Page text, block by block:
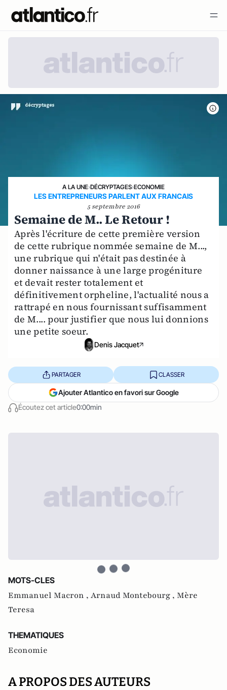
A LA UNE›DÉCRYPTAGES›ECONOMIE
LES ENTREPRENEURS PARLENT AUX FRANCAIS
5 septembre 2016
Semaine de M.. Le Retour !
Après l'écriture de cette première version
de cette rubrique nommée semaine de M...,
une rubrique qui n'était pas destinée à
donner naissance à une large progéniture
et devait rester totalement et
définitivement orpheline, l'actualité nous a
rattrapé en nous fournissant suffisamment
de M.... pour justifier que nous lui donnions
une petite soeur.
Denis Jacquet
Écoutez cet article0:00min
PARTAGER CLASSER
Ajouter Atlantico en favori sur Google
MOTS-CLES
Emmanuel Macron , Arnaud Montebourg , Mère
Teresa
THEMATIQUES
Economie
A PROPOS DES AUTEURS